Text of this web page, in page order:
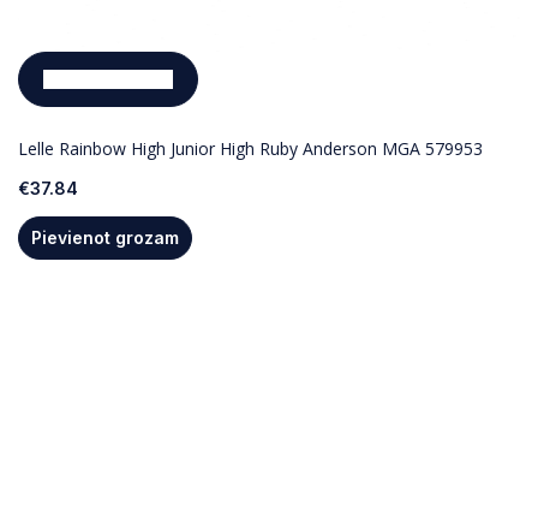
Lelle Rainbow High Junior High Ruby Anderson MGA 579953
€37.84
Pievienot grozam